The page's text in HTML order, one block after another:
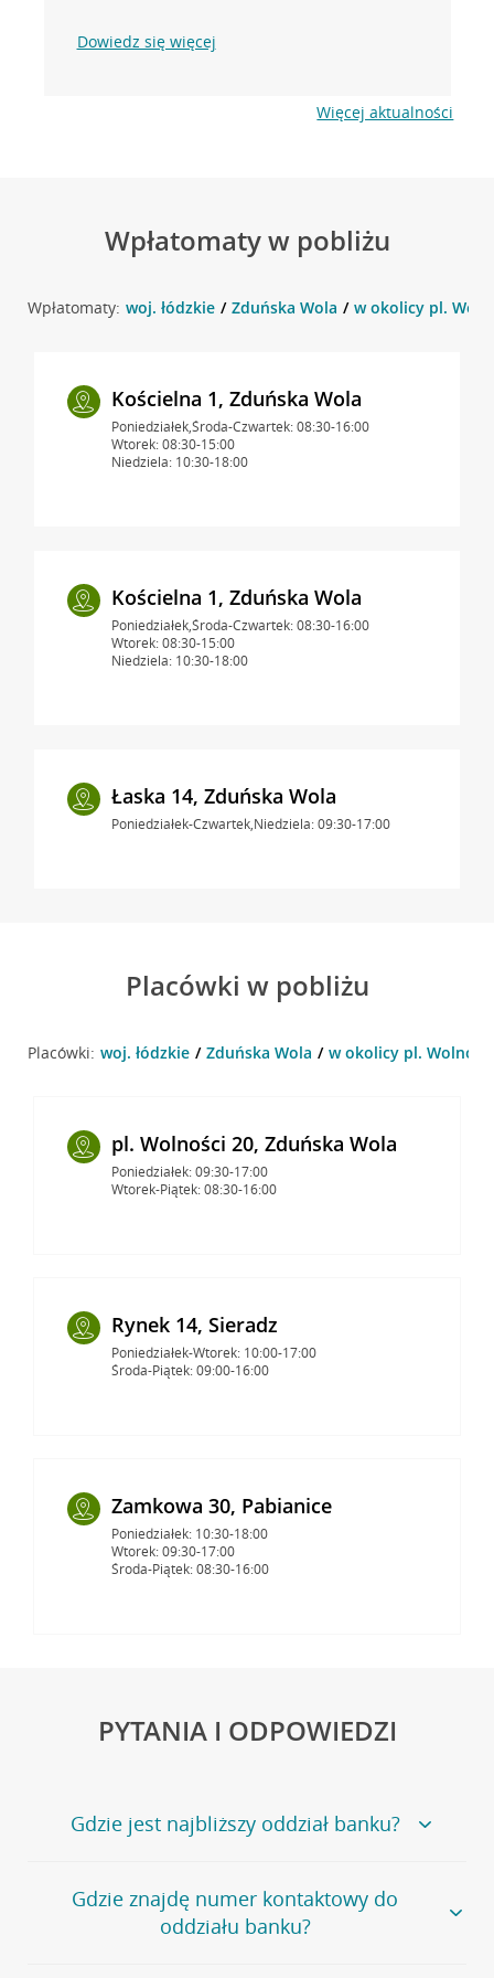
Dowiedz się więcej
Więcej aktualności
Wpłatomaty w pobliżu
Wpłatomaty: woj. łódzkie Zduńska Wola w okolicy pl.
Kościelna 1, Zduńska Wola
Poniedziałek,Środa-Czwartek: 08:30-16:00
Wtorek: 08:30-15:00
Niedziela: 10:30-18:00
Kościelna 1, Zduńska Wola
Poniedziałek,Środa-Czwartek: 08:30-16:00
Wtorek: 08:30-15:00
Niedziela: 10:30-18:00
Łaska 14, Zduńska Wola
Poniedziałek-Czwartek,Niedziela: 09:30-17:00
Placówki w pobliżu
Placówki: woj. łódzkie Zduńska Wola w okolicy pl.
pl. Wolności 20, Zduńska Wola
Poniedziałek: 09:30-17:00
Wtorek-Piątek: 08:30-16:00
Rynek 14, Sieradz
Poniedziałek-Wtorek: 10:00-17:00
Środa-Piątek: 09:00-16:00
Zamkowa 30, Pabianice
Poniedziałek: 10:30-18:00
Wtorek: 09:30-17:00
Środa-Piątek: 08:30-16:00
PYTANIA I ODPOWIEDZI
Gdzie jest najbliższy oddział banku?
Jeśli szukasz oddziału naszego banku, zapraszamy na
stronęPlacówki i bankomaty, na której znajduje się
wygodna wyszukiwarka.
Gdzie znajdę numer kontaktowy do
oddziału banku?